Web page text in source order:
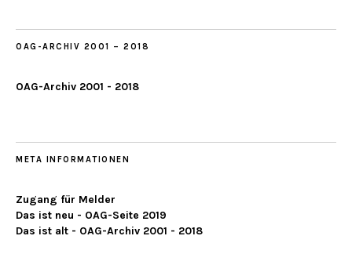
OAG-ARCHIV 2001 – 2018
OAG-Archiv 2001 - 2018
META INFORMATIONEN
Zugang für Melder
Das ist neu - OAG-Seite 2019
Das ist alt - OAG-Archiv 2001 - 2018